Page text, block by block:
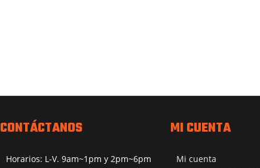
CONTÁCTANOS
Horarios: L-V. 9am~1pm y 2pm~6pm
MI CUENTA
Mi cuenta